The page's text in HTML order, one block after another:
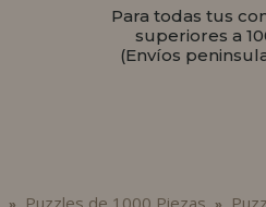
Para todas tus
superiores a
(Envíos
Puzzles de 1000 Piezas